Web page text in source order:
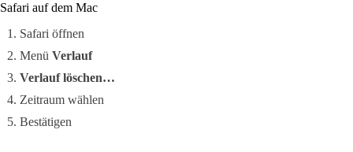
Safari auf dem Mac
Safari öffnen
Menü Verlauf
Verlauf löschen…
Zeitraum wählen
Bestätigen